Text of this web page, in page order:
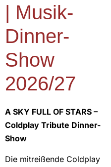
| Musik-
Dinner-
Show
2026/27
A SKY FULL OF STARS –
Coldplay Tribute Dinner-
Show
Die mitreißende Coldplay